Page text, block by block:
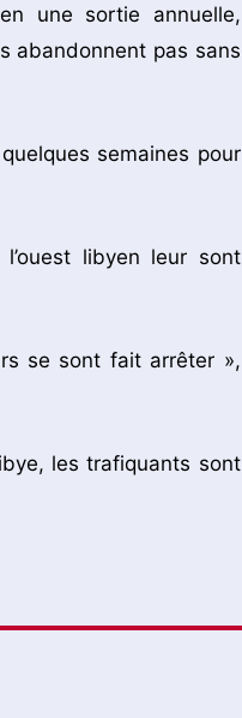
une sortie annuelle,
abandonnent pas sans
semaines pour
libyen leur sont
se sont fait arrêter »,
les trafiquants sont